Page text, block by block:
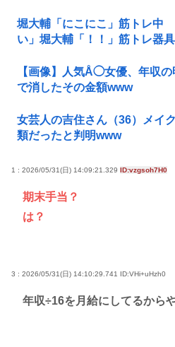
堀大輔「にこにこ」筋トレ中
い」堀大輔「！！」筋トレ器
【画像】人気Å◯女優、年収
で消したその金額www
女芸人の吉住さん（36）メイ
類だったと判明www
1 : 2026/05/31(日) 14:09:21.329 ID:vzgsoh7H0
期末手当？
は？
3 : 2026/05/31(日) 14:10:29.741 ID:VHi+uHzh0
年収÷16を月給にしてるから